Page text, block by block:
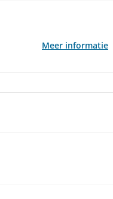
Meer informatie